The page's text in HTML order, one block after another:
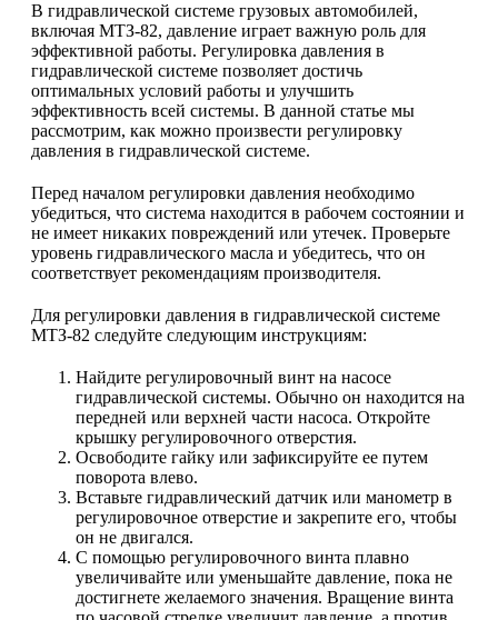
В гидравлической системе грузовых автомобилей,
включая МТЗ-82, давление играет важную роль для
эффективной работы. Регулировка давления в
гидравлической системе позволяет достичь
оптимальных условий работы и улучшить
эффективность всей системы. В данной статье мы
рассмотрим, как можно произвести регулировку
давления в гидравлической системе.
Перед началом регулировки давления необходимо
убедиться, что система находится в рабочем состоянии и
не имеет никаких повреждений или утечек. Проверьте
уровень гидравлического масла и убедитесь, что он
соответствует рекомендациям производителя.
Для регулировки давления в гидравлической системе
МТЗ-82 следуйте следующим инструкциям:
Найдите регулировочный винт на насосе
гидравлической системы. Обычно он находится на
передней или верхней части насоса. Откройте
крышку регулировочного отверстия.
Освободите гайку или зафиксируйте ее путем
поворота влево.
Вставьте гидравлический датчик или манометр в
регулировочное отверстие и закрепите его, чтобы
он не двигался.
С помощью регулировочного винта плавно
увеличивайте или уменьшайте давление, пока не
достигнете желаемого значения. Вращение винта